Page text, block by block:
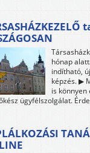
hónap
indítható,
képzés. ▶
is
ügyfélszolgálat.